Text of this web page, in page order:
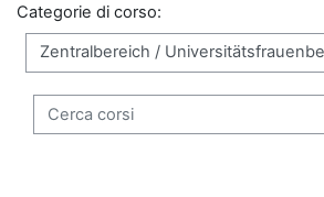
Categorie di corso:
Cerca corsi